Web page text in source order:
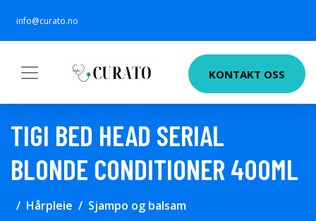
info@curato.no
KONTAKT OSS
TIGI BED HEAD SERIAL
BLONDE CONDITIONER 400ML
Hårpleie Sjampo og balsam